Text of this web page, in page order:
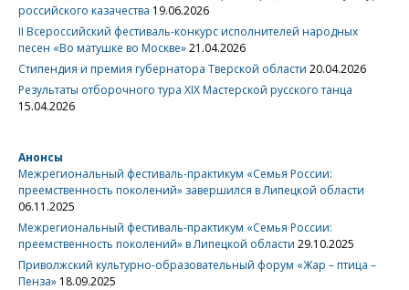
российского казачества 19.06.2026
II Всероссийский фестиваль-конкурс исполнителей народных
песен «Во матушке во Москве»21.04.2026
Стипендия и премия губернатора Тверской области 20.04.2026
Результаты отборочного тура XIX Мастерской русского танца
15.04.2026
Анонсы
Межрегиональный фестиваль-практикум «Семья России:
преемственность поколений» завершился в Липецкой области
06.11.2025
Межрегиональный фестиваль-практикум «Семья России:
преемственность поколений» в Липецкой области 29.10.2025
Приволжский культурно-образовательный форум «Жар – птица –
Пенза» 18.09.2025